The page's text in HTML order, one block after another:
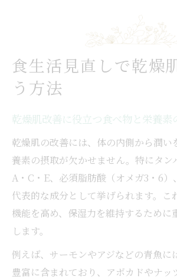
食生活見直しで乾燥
う方法
乾燥肌改善に役立つ食べ物と栄養素
乾燥肌の改善には、体の内側から潤い
養素の摂取が欠かせません。特にタン
A・C・E、必須脂肪酸（オメガ3・6）
代表的な成分として挙げられます。こ
機能を高め、保湿力を維持するために
します。
例えば、サーモンやアジなどの青魚に
豊富に含まれており、アボカドやナッ